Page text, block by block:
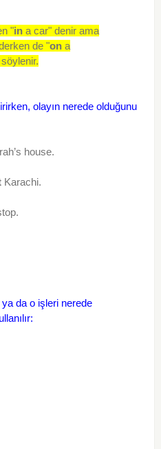
"ina car" denir ama
de "ona
olayın nerede olduğunu
house.
Karachi.
ya da o işleri nerede